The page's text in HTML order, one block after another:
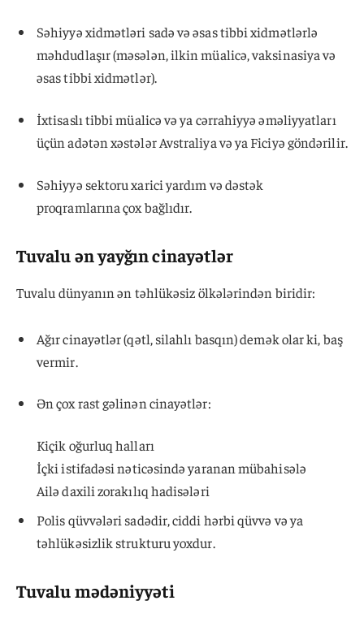
Səhiyyə xidmətləri sadə və əsas tibbi xidmətlərlə
məhdudlaşır (məsələn, ilkin müalicə, vaksinasiya və
əsas tibbi xidmətlər).
İxtisaslı tibbi müalicə və ya cərrahiyyə əməliyyatları
üçün adətən xəstələr Avstraliya və ya Ficiyə göndərilir.
Səhiyyə sektoru xarici yardım və dəstək
proqramlarına çox bağlıdır.
Tuvalu ən yayğın cinayətlər
Tuvalu dünyanın ən təhlükəsiz ölkələrindən biridir:
Ağır cinayətlər (qətl, silahlı basqın) demək olar ki, baş
vermir.
Ən çox rast gəlinən cinayətlər:
Kiçik oğurluq halları
İçki istifadəsi nəticəsində yaranan mübahisələ
Ailə daxili zorakılıq hadisələri
Polis qüvvələri sadədir, ciddi hərbi qüvvə və ya
təhlükəsizlik strukturu yoxdur.
Tuvalu mədəniyyəti